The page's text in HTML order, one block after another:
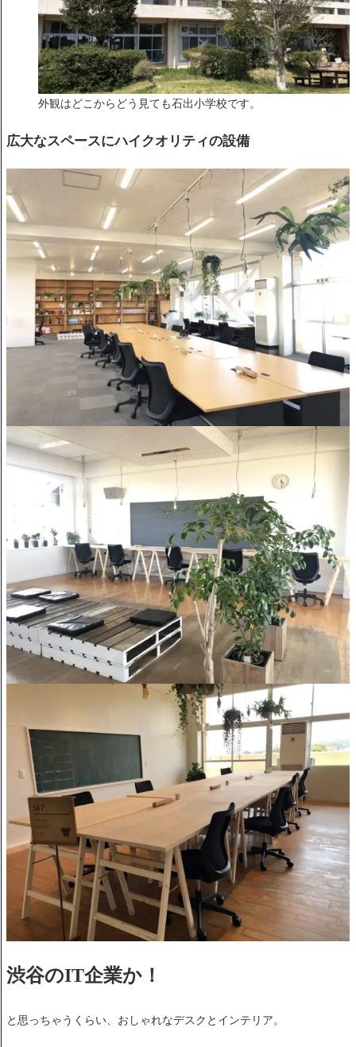
外観はどこからどう見ても石出小学校です。
広大なスペースにハイクオリティの設備
渋谷のIT企業か！
と思っちゃうくらい、おしゃれなデスクとインテリア。